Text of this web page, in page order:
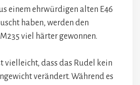
einem ehrwürdigen alten E46
haben, werden den
viel härter gewonnen.
vielleicht, dass das Rudel kein
verändert. Während es